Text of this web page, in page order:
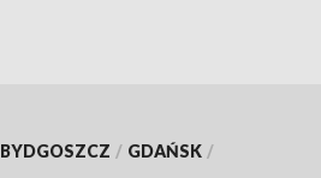
BYDGOSZCZ / GDAŃSK /